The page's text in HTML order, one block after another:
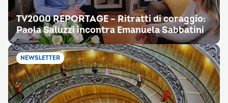
TV2000 REPORTAGE – Ritratti di coraggio:
Paola Saluzzi incontra Emanuela Sabbatini
NEWSLETTER